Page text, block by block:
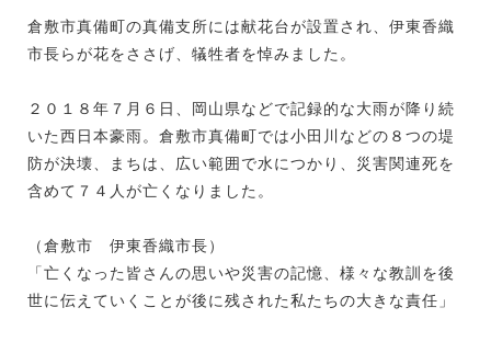
倉敷市真備町の真備支所には献花台が設置され、伊東香織
市長らが花をささげ、犠牲者を悼みました。
２０１８年７月６日、岡山県などで記録的な大雨が降り続
いた西日本豪雨。倉敷市真備町では小田川などの８つの堤
防が決壊、まちは、広い範囲で水につかり、災害関連死を
含めて７４人が亡くなりました。
（倉敷市 伊東香織市長）
「亡くなった皆さんの思いや災害の記憶、様々な教訓を後
世に伝えていくことが後に残された私たちの大きな責任」